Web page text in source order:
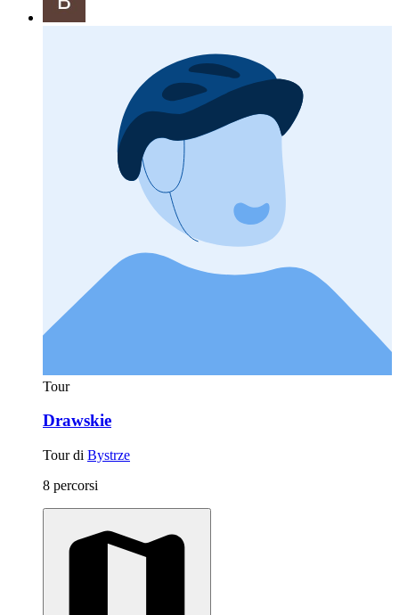
Tour
Drawskie
Tour di Bystrze
8 percorsi